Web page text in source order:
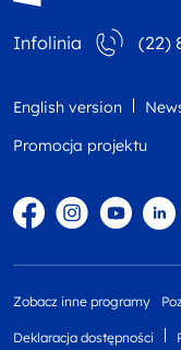
Infolinia (22)
English version
Promocja projektu
FacebookInstagram
Zobacz inne programy
Deklaracja dostępności